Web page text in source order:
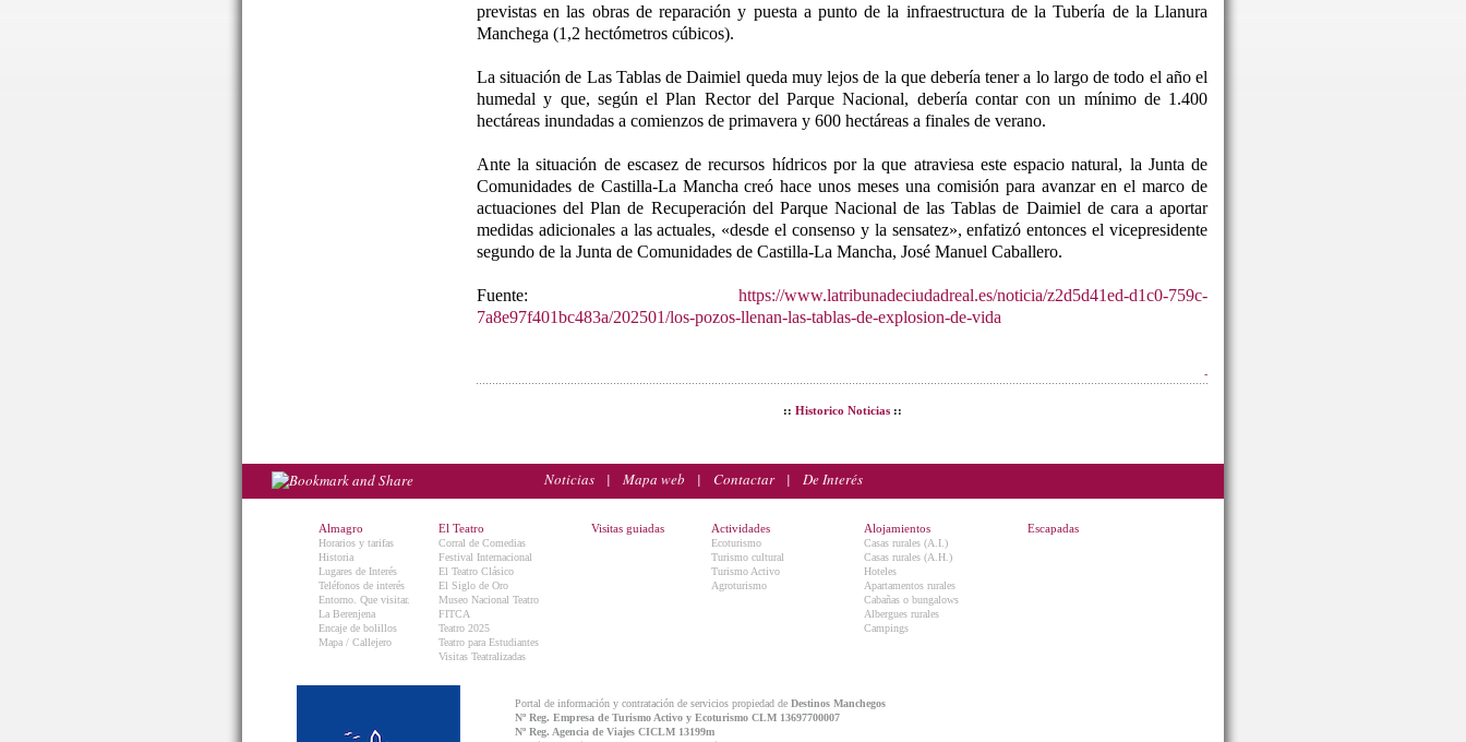
previstas en las obras de reparación y puesta a punto de la infraestructura de la Tubería de la Llanura
Manchega (1,2 hectómetros cúbicos).
La situación de Las Tablas de Daimiel queda muy lejos de la que debería tener a lo largo de todo el año el
humedal y que, según el Plan Rector del Parque Nacional, debería contar con un mínimo de 1.400
hectáreas inundadas a comienzos de primavera y 600 hectáreas a finales de verano.
Ante la situación de escasez de recursos hídricos por la que atraviesa este espacio natural, la Junta de
Comunidades de Castilla-La Mancha creó hace unos meses una comisión para avanzar en el marco de
actuaciones del Plan de Recuperación del Parque Nacional de las Tablas de Daimiel de cara a aportar
medidas adicionales a las actuales, «desde el consenso y la sensatez», enfatizó entonces el vicepresidente
segundo de la Junta de Comunidades de Castilla-La Mancha, José Manuel Caballero.
Fuente: https://www.latribunadeciudadreal.es/noticia/z2d5d41ed-d1c0-759c-
7a8e97f401bc483a/202501/los-pozos-llenan-las-tablas-de-explosion-de-vida
-
:: Historico Noticias::
Noticias | Mapa web | Contactar| De Interés
Almagro
Horarios y tarifas
Historia
Lugares de Interés
Teléfonos de interés
Entorno. Que visitar.
La Berenjena
Encaje de bolillos
Mapa / Callejero
El Teatro
Corral de Comedias
Festival Internacional
El Teatro Clásico
El Siglo de Oro
Museo Nacional Teatro
FITCA
Teatro 2025
Teatro para Estudiantes
Visitas Teatralizadas
Visitas guiadas Actividades
Ecoturismo
Turismo cultural
Turismo Activo
Agroturismo
Alojamientos
Casas rurales (A.I.)
Casas rurales (A.H.)
Hoteles
Apartamentos rurales
Cabañas o bungalows
Albergues rurales
Campings
Escapadas
Portal de información y contratación de servicios propiedad de Destinos Manchegos
Nº Reg. Empresa de Turismo Activo y Ecoturismo CLM 13697700007
Nº Reg. Agencia de Viajes CICLM 13199m